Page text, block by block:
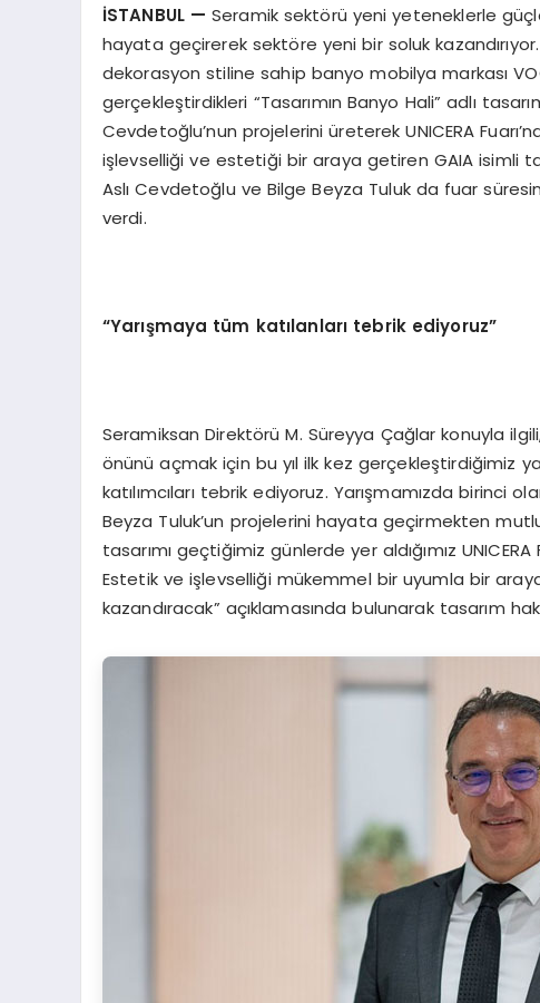
İSTANBUL — Seramik sektörü yeni yeteneklerle
hayata geçirerek sektöre yeni bir soluk
dekorasyon stiline sahip banyo mobilya markası
gerçekleştirdikleri “Tasarımın Banyo Hali” adlı
Cevdetoğlu’nun projelerini üreterek UNICERA
işlevselliği ve estetiği bir araya getiren GAIA isimli
Aslı Cevdetoğlu ve Bilge Beyza Tuluk da fuar
verdi.
“Yarışmaya tüm katılanları tebrik ediyoruz”
Seramiksan Direktörü M. Süreyya Çağlar konuyla
önünü açmak için bu yıl ilk kez gerçekleştirdiğimiz
katılımcıları tebrik ediyoruz. Yarışmamızda birinci
Beyza Tuluk’un projelerini hayata geçirmekten
tasarımı geçtiğimiz günlerde yer aldığımız
Estetik ve işlevselliği mükemmel bir uyumla bir
kazandıracak” açıklamasında bulunarak tasarım